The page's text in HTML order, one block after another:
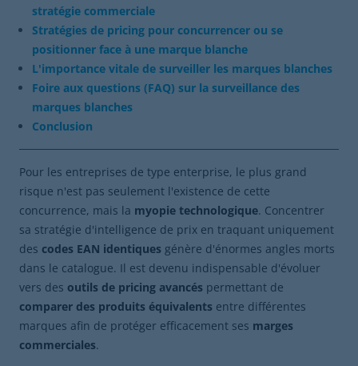
stratégie commerciale
Stratégies de pricing pour concurrencer ou se
positionner face à une marque blanche
L'importance vitale de surveiller les marques blanches
Foire aux questions (FAQ) sur la surveillance des
marques blanches
Conclusion
Pour les entreprises de type enterprise, le plus grand
risque n'est pas seulement l'existence de cette
concurrence, mais la myopie technologique. Concentrer
sa stratégie d'intelligence de prix en traquant uniquement
des codes EAN identiques génère d'énormes angles morts
dans le catalogue. Il est devenu indispensable d'évoluer
vers des outils de pricing avancés permettant de
comparer des produits équivalents entre différentes
marques afin de protéger efficacement ses marges
commerciales.